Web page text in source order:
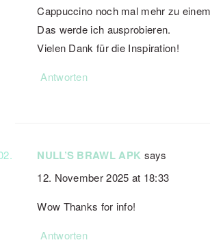
Cappuccino noch mal mehr zu
Das werde ich ausprobieren.
Vielen Dank für die Inspiration!
Antworten
NULL’S BRAWL APK says
12. November 2025 at 18:33
Wow Thanks for info!
Antworten